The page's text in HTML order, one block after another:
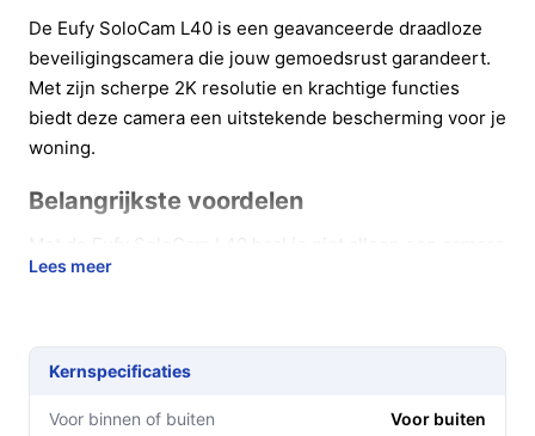
De Eufy SoloCam L40 is een geavanceerde draadloze
beveiligingscamera die jouw gemoedsrust garandeert.
Met zijn scherpe 2K resolutie en krachtige functies
biedt deze camera een uitstekende bescherming voor je
woning.
Belangrijkste voordelen
in huis, maar ook een betrouwbare bewaker van jouw
Haarscherpe beelden:De 2K videoresolutie zorgt
ervoor dat je elk detail helder in beeld hebt, zelfs in
het donker.
Lees meer
Kernspecificaties
Voor binnen of buiten Voor buiten